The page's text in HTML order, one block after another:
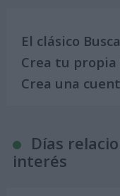
El clásico
Crea tu propia
Crea una
Días
interés